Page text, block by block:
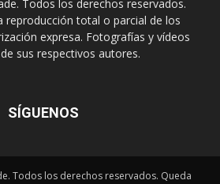
Todos los derechos reservados.
reproducción total o parcial de los
expresa. Fotografías y vídeos
sus respectivos autores.
SÍGUENOS
Todos los derechos reservados. Queda